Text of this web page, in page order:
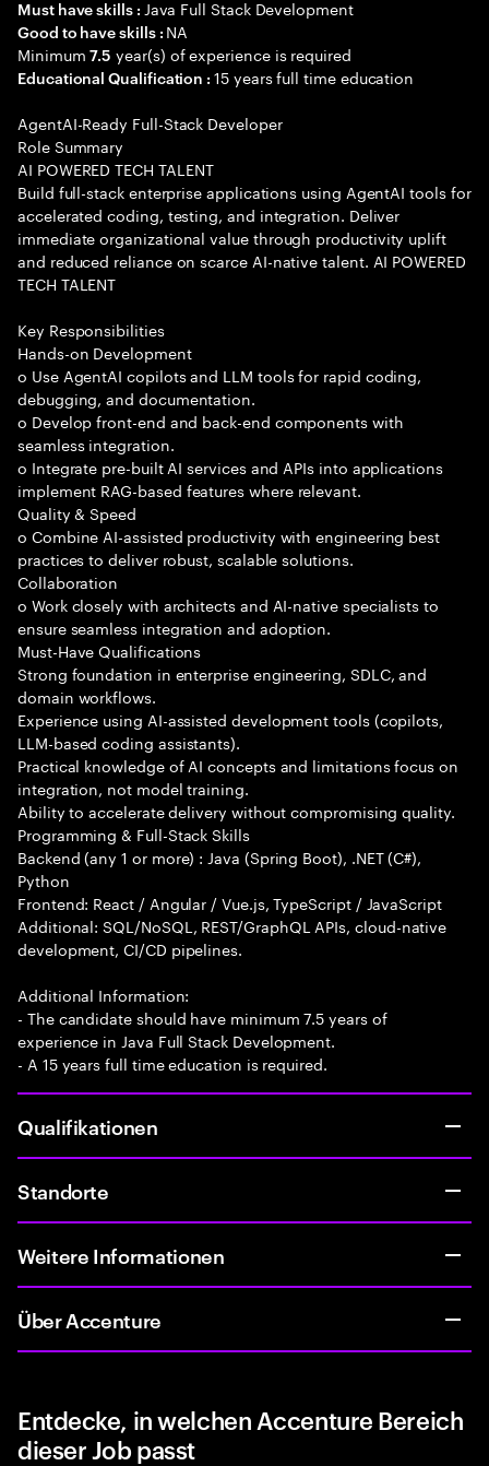
Must have skills : Java Full Stack Development
Good to have skills : NA
Minimum7.5 year(s) of experience is required
Educational Qualification :15 years full time education
AgentAI-Ready Full-Stack Developer
Role Summary
AI POWERED TECH TALENT
Build full-stack enterprise applications using AgentAI tools for
accelerated coding, testing, and integration. Deliver
immediate organizational value through productivity uplift
and reduced reliance on scarce AI-native talent. AI POWERED
TECH TALENT
Key Responsibilities
Hands-on Development
o Use AgentAI copilots and LLM tools for rapid coding,
debugging, and documentation.
o Develop front-end and back-end components with
seamless integration.
o Integrate pre-built AI services and APIs into applications
implement RAG-based features where relevant.
Quality & Speed
o Combine AI-assisted productivity with engineering best
practices to deliver robust, scalable solutions.
Collaboration
o Work closely with architects and AI-native specialists to
ensure seamless integration and adoption.
Must-Have Qualifications
Strong foundation in enterprise engineering, SDLC, and
domain workflows.
Experience using AI-assisted development tools (copilots,
LLM-based coding assistants).
Practical knowledge of AI concepts and limitations focus on
integration, not model training.
Ability to accelerate delivery without compromising quality.
Programming & Full-Stack Skills
Backend (any 1 or more) : Java (Spring Boot), .NET (C#),
Python
Frontend: React / Angular / Vue.js, TypeScript / JavaScript
Additional: SQL/NoSQL, REST/GraphQL APIs, cloud-native
development, CI/CD pipelines.
Additional Information:
- The candidate should have minimum 7.5 years of
experience in Java Full Stack Development.
- A 15 years full time education is required.
Qualifikationen
Standorte
Weitere Informationen
Über Accenture
Entdecke, in welchen Accenture Bereich
dieser Job passt